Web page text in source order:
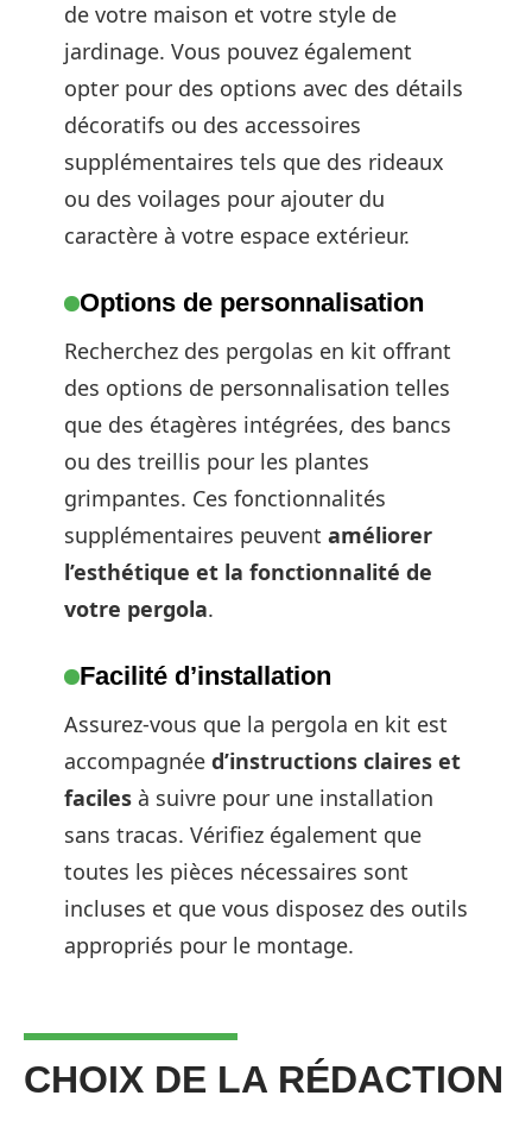
de votre maison et votre style de
jardinage. Vous pouvez également
opter pour des options avec des détails
décoratifs ou des accessoires
supplémentaires tels que des rideaux
ou des voilages pour ajouter du
caractère à votre espace extérieur.
Options de personnalisation
Recherchez des pergolas en kit offrant
des options de personnalisation telles
que des étagères intégrées, des bancs
ou des treillis pour les plantes
grimpantes. Ces fonctionnalités
supplémentaires peuvent améliorer
l’esthétique et la fonctionnalité de
votre pergola.
Facilité d’installation
Assurez-vous que la pergola en kit est
accompagnée d’instructions claires et
faciles à suivre pour une installation
sans tracas. Vérifiez également que
toutes les pièces nécessaires sont
incluses et que vous disposez des outils
appropriés pour le montage.
CHOIX DE LA RÉDACTION